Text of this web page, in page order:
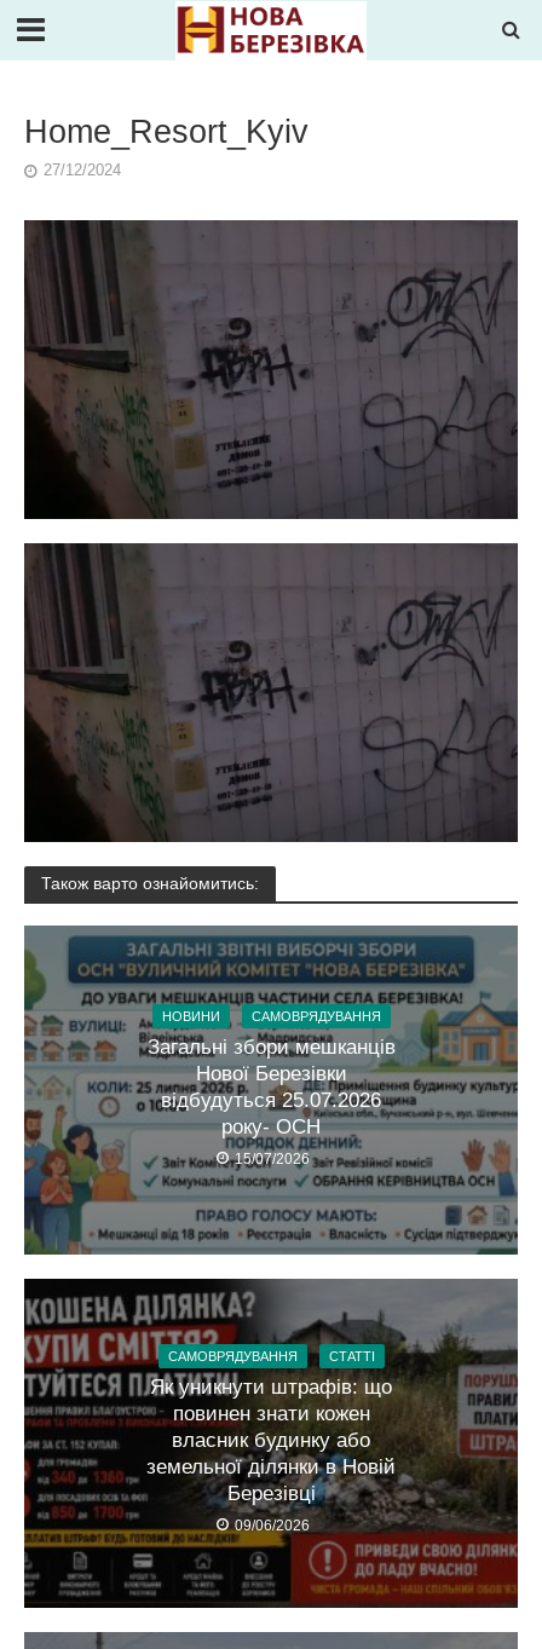
Home_Resort_Kyiv
27/12/2024
Також варто ознайомитись:
НОВИНИ САМОВРЯДУВАННЯ
Загальні збори мешканців
Нової Березівки
відбудуться 25.07.2026
року- ОСН
15/07/2026
САМОВРЯДУВАННЯ СТАТТІ
Як уникнути штрафів: що
повинен знати кожен
власник будинку або
земельної ділянки в Новій
Березівці
09/06/2026